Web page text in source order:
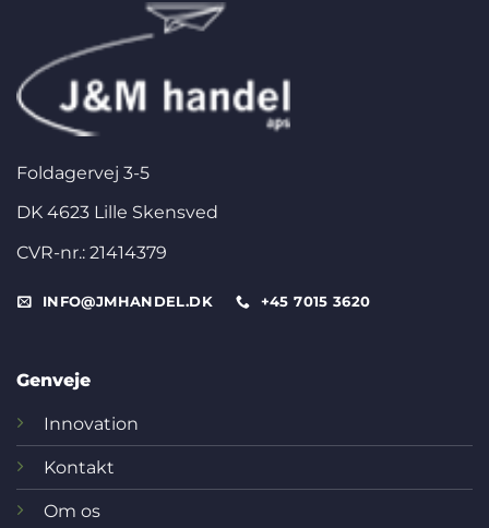
Foldagervej 3-5
DK 4623 Lille Skensved
CVR-nr.: 21414379
INFO@JMHANDEL.DK +45 7015 3620
Genveje
Innovation
Kontakt
Om os